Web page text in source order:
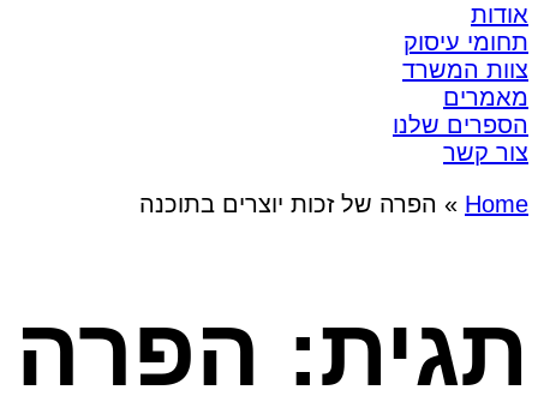
אודות
תחומי עיסוק
צוות המשרד
מאמרים
הספרים שלנו
צור קשר
Home
» הפרה של זכות יוצרים בתוכנה
תגית: הפרה